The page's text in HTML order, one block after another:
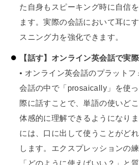
た自身もスピーキング時に自信
ます。実際の会話において耳に
スニング力を強化できます。
【話す】オンライン英会話で実
• オンライン英会話のプラットフ
会話の中で「prosaically」を使
際に話すことで、単語の使いど
体感的に理解できるようになり
には、口に出して使うことがど
します。エクスプレッションの
「どのように使えばいい？」と